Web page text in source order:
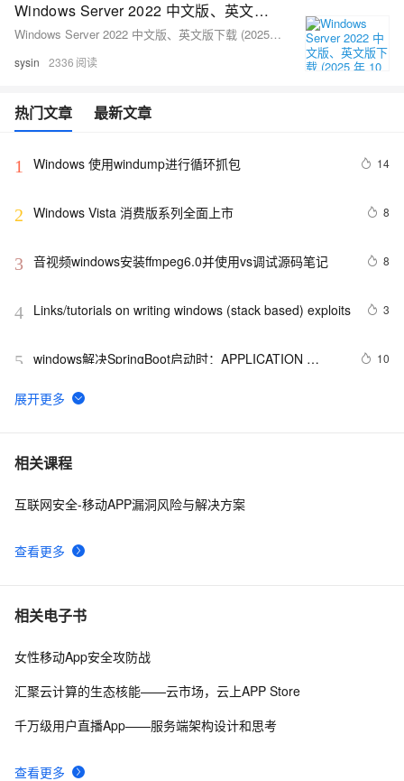
Windows Server 2022 中文版、英文版下载 (2025 年 10 月更新)
Windows Server 2022 中文版、英文版下载 (2025 年 10 月更新)
sysin 2336
热门文章 最新文章
1 Windows 使用windump进行循环抓包 14
2 Windows Vista 消费版系列全面上市 8
3 音视频windows安装ffmpeg6.0并使用vs调试源码笔记 8
4 Links/tutorials on writing windows (stack based) exploits 3
5 windows解决SpringBoot启动时：APPLICATION
10
6
腾讯START云游戏开启不限量测试，支持MacOS和
7 误删除、误格式化数据灾难应急方案(WINDOWS平台)
8 Windows Mobile如何得到资源文件中的文件
9 背水一战 Windows 10 (48) - 控件（集合类）: FlipView
10
相关课程
查看更多
互联网安全-移动APP漏洞风险与解决方案
相关电子书
查看更多
女性移动App安全攻防战
汇聚云计算的生态核能——云市场，云上APP Store
千万级用户直播App——服务端架构设计和思考